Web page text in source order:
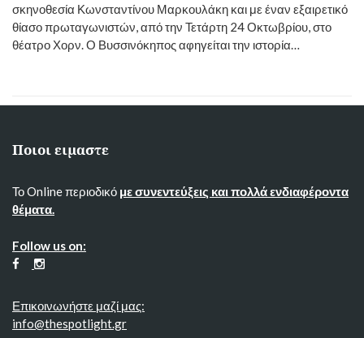
σκηνοθεσία Κωνσταντίνου Μαρκουλάκη και με έναν εξαιρετικό
θίασο πρωταγωνιστών, από την Τετάρτη 24 Οκτωβρίου, στο
θέατρο Χορν. Ο Βυσσινόκηπος αφηγείται την ιστορία…
Ποιοι ειμαστε
Το Online περιοδικό με συνεντεύξεις και πολλά ενδιαφέροντα
θέματα.
Follow us on:
Επικοινωνήστε μαζί μας:
info@thespotlight.gr